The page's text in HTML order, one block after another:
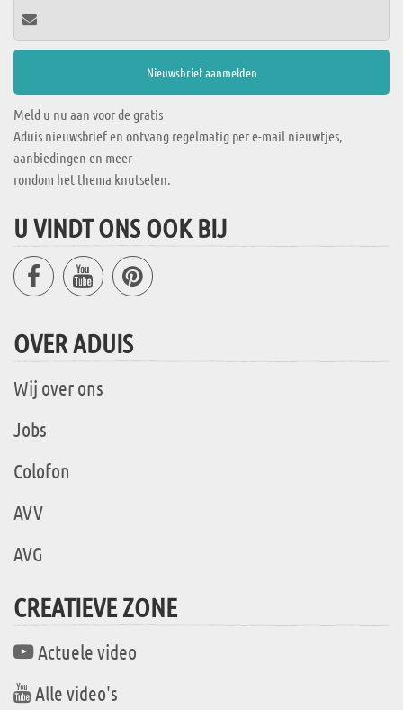
Meld u nu aan voor de gratis
Aduis nieuwsbrief en ontvang regelmatig per e-mail nieuwtjes,
aanbiedingen en meer
rondom het thema knutselen.
U VINDT ONS OOK BIJ
OVER ADUIS
Wij over ons
Jobs
Colofon
AVV
AVG
CREATIEVE ZONE
Actuele video
Alle video's